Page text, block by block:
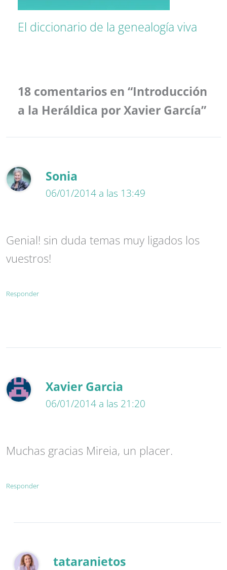
El diccionario de la genealogía viva
18 comentarios en “Introducción
a la Heráldica por Xavier García”
Sonia
06/01/2014 a las 13:49
Genial! sin duda temas muy ligados los
vuestros!
Responder
Xavier Garcia
06/01/2014 a las 21:20
Muchas gracias Mireia, un placer.
Responder
tataranietos